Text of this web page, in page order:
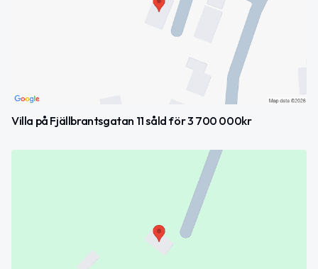
Villa på Fjällbrantsgatan 11 såld för 3 700 000kr